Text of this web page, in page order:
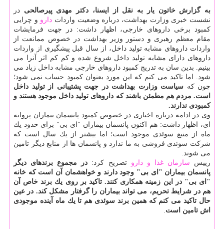
به گزارش خاتون یار به نقل از ایسنا، دكتر مهدی پیرصالحی در
نشست خبری وزارت بهداشت، درباره وضعیت واردات دارو و چرایی
كمبود برخی داروهای خارجی، اظهار داشت: در جهت فرمایشات
مقام معظم رهبری و دستور وزیر بهداشت در خصوص ممانعت از
واردات داروهای مشابه تولید داخل، از سال قبل پیشگیری از واردات
داروهای دارای مشابه تولید داخل شروع شده و كم كم اثر آنرا می
بینیم. بدین سان به تدریج كمبود داروهای خارجی مشابه داخل زیاد می
شود. اما تاكید می كنم كه این مورد بعنوان كمبود حساب نمی شود؛
چون كه سیاست وزارت بهداشت در جهت پشتیبانی از تولید داخل
است. مردم هم مطمئن باشند كه داروهای تولید داخل موجود هستند و
كمبودی ندارند.
وی در ادامه درباره اخباری در خصوص كمبود پانسمان بیماران پروانه
ای، اظهار داشت: هم اكنون پانسمان بیماران "ای بی" برای حدود یك
ماه از منبع سوئدی موجود است؛ اما بیشتر از یك سال است كه
شركت سوئدی فروشی به ما ندارد و پانسمان ها از منابع دیگر تامین
می شوند.
رییس سازمان غذا و دارو تصریح كرد: در مجموع برندهای دیگر
پانسمان بیماران "ای بی" وجود دارند و خواهشمان آن است كه خانه
"ای بی" در این زمینه همكاری كنند. تاكید بر روی یك برند خاص آن
هم در شرایط تحریم، می تواند بیماران را گرفتار مشكل كند. در عین
حال تاكید می كنم كه همین برند سوئدی هم تا یك ماه آینده موجودی
اش تامین است.